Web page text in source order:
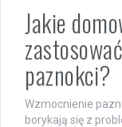
Jakie
paznokci?
Wzmocnienie
borykają się z